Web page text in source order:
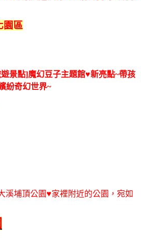
園區
景點]魔幻豆子主題館♥新亮點~帶孩
紛奇幻世界~
溪埔頂公園♥家裡附近的公園，宛如